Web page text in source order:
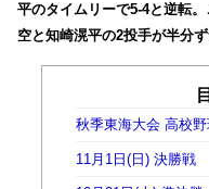
平のタイムリーで5-4と逆転
空と知崎滉平の2投手が半分
秋季東海大会 高校
11月1日(日) 決勝戦